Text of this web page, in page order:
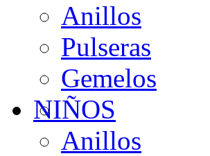
Anillos
Pulseras
Gemelos
NIÑOS
Anillos